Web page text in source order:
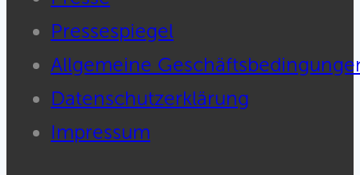
Pressespiegel
Allgemeine
Datenschutzerklärung
Impressum